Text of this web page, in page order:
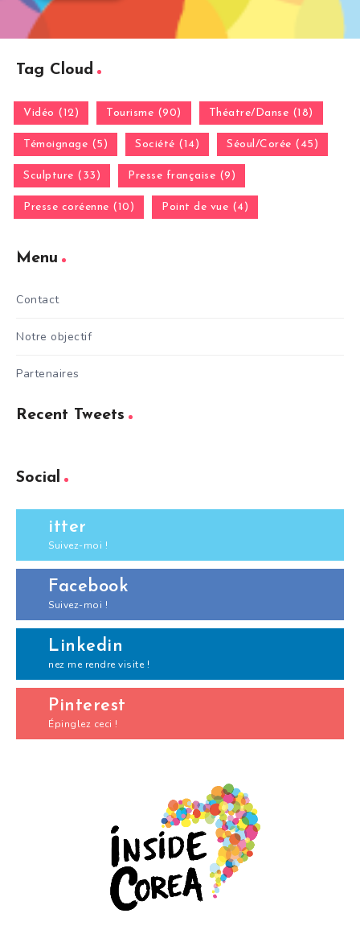
Tag Cloud
Vidéo (12) Tourisme (90) Théatre/Danse (18)
Témoignage (5) Société (14) Séoul/Corée (45)
Sculpture (33) Presse française (9)
Presse coréenne (10) Point de vue (4)
Menu
Contact
Notre objectif
Partenaires
Recent Tweets
Social
itter
Suivez-moi !
Facebook
Suivez-moi !
Linkedin
nez me rendre visite !
Pinterest
Épinglez ceci !